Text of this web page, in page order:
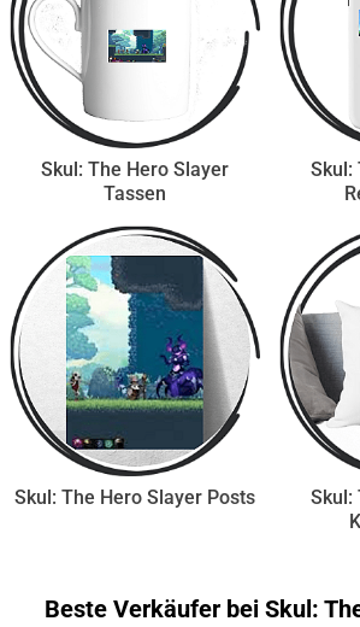
Skul: The Hero Slayer
Tassen
Skul:
Skul: The Hero Slayer Posts
Skul:
Beste Verkäufer bei Skul: